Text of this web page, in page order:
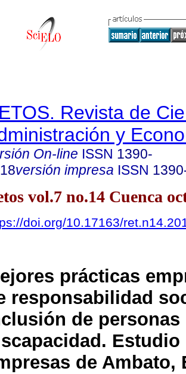
Revista de
y
On-line ISSN 1390-
versión impresa ISSN
vol.7 no.14 Cuenca
doi.org/10.17163/
prácticas
responsabilidad
de personas
Estudio
de Ambato,